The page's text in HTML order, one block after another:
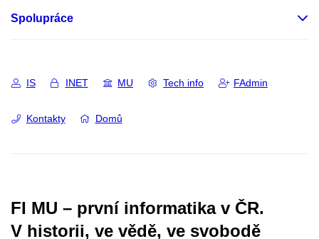
Spolupráce
IS INET MU Tech info FAdmin
Kontakty Domů
FI MU – první informatika v ČR.
V historii, ve vědě, ve svobodě